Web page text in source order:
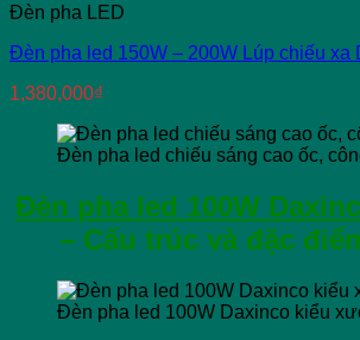
Đèn pha LED
Đèn pha led 150W – 200W Lúp chiếu xa
1,380,000₫
Đèn pha led chiếu sáng cao ốc,
Đèn pha led 100W
– Cấu trúc và đặc
Đèn pha led 100W Daxinco kiểu